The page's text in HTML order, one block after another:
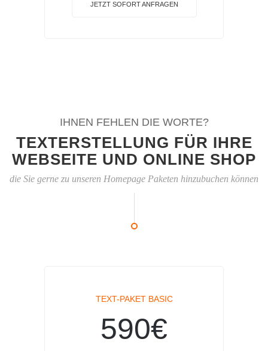
JETZT SOFORT ANFRAGEN
IHNEN FEHLEN DIE WORTE?
TEXTERSTELLUNG FÜR IHRE
WEBSEITE UND ONLINE SHOP
die Sie gerne zu unseren Homepage Paketen hinzubuchen können
TEXT-PAKET BASIC
590€